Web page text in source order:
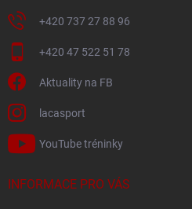
+420 737 27 88 96
+420 47 522 51 78
Aktuality na FB
lacasport
YouTube tréninky
INFORMACE PRO VÁS